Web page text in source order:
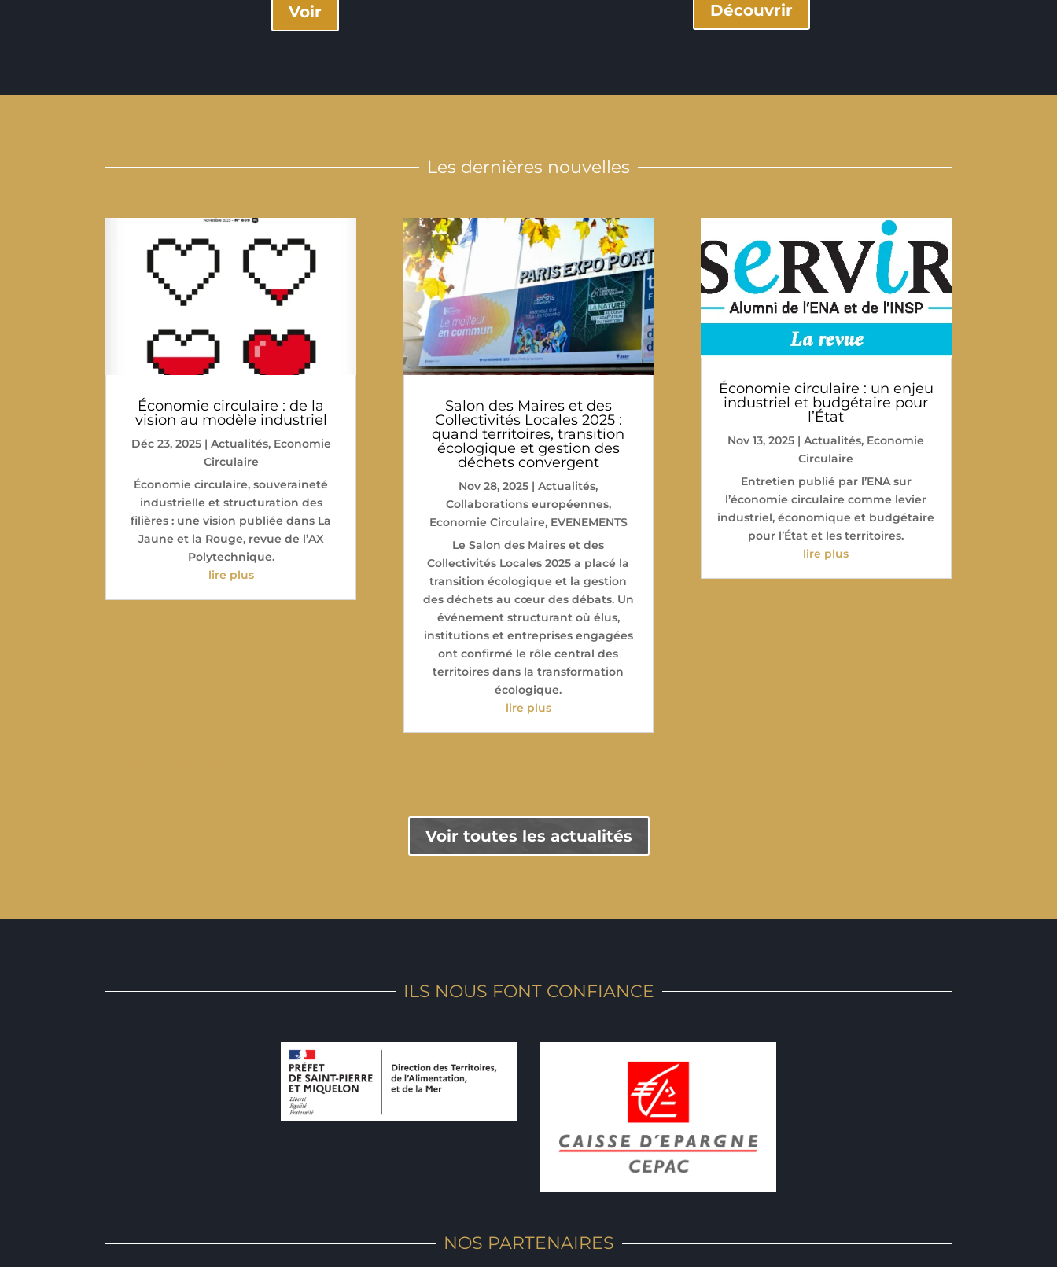
Voir Découvrir
Les dernières nouvelles
Économie circulaire : de la
vision au modèle industriel
Déc 23, 2025| Actualités, Economie
Circulaire
Économie circulaire, souveraineté
industrielle et structuration des
filières : une vision publiée dans La
Jaune et la Rouge, revue de l’AX
Polytechnique.
lire plus
Salon des Maires et des
Collectivités Locales 2025 :
quand territoires, transition
écologique et gestion des
déchets convergent
Nov 28, 2025 |Actualités,
Collaborations européennes,
Economie Circulaire, EVENEMENTS
Le Salon des Maires et des
Collectivités Locales 2025 a placé la
transition écologique et la gestion
des déchets au cœur des débats. Un
événement structurant où élus,
institutions et entreprises engagées
ont confirmé le rôle central des
territoires dans la transformation
écologique.
lire plus
Économie circulaire : un enjeu
industriel et budgétaire pour
l’État
Nov 13, 2025 |Actualités, Economie
Circulaire
Entretien publié par l’ENA sur
l’économie circulaire comme levier
industriel, économique et budgétaire
pour l’État et les territoires.
lire plus
Voir toutes les actualités
ILS NOUS FONT CONFIANCE
NOS PARTENAIRES